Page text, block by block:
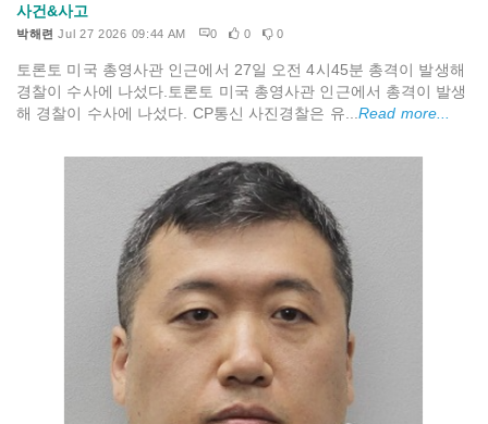
사건&사고
박해련 Jul 27 2026 09:44 AM 0 0 0
토론토 미국 총영사관 인근에서 27일 오전 4시45분 총격이 발생해
경찰이 수사에 나섰다.토론토 미국 총영사관 인근에서 총격이 발생
해 경찰이 수사에 나섰다. CP통신 사진경찰은 유...Read more...